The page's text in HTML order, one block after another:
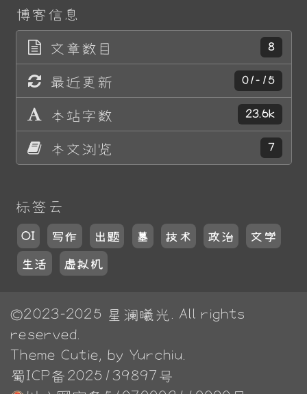
博客信息
文章数目
8
最近更新 01-15
本站字数 23.6k
本文浏览 7
标签云
OI 写作 出题 墓 技术 政治
文学
生活
虚拟机
©2023-2025 星澜曦光 . All rights
reserved.
Theme Cutie, by Yurchiu.
蜀ICP备2025139897号